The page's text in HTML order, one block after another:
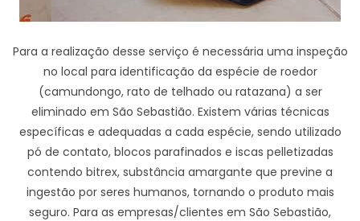
Para a realização desse serviço é necessária uma inspeção
no local para identificação da espécie de roedor
(camundongo, rato de telhado ou ratazana) a ser
eliminado em São Sebastião. Existem várias técnicas
específicas e adequadas a cada espécie, sendo utilizado
pó de contato, blocos parafinados e iscas pelletizadas
contendo bitrex, substância amargante que previne a
ingestão por seres humanos, tornando o produto mais
seguro. Para as empresas/clientes em São Sebastião,